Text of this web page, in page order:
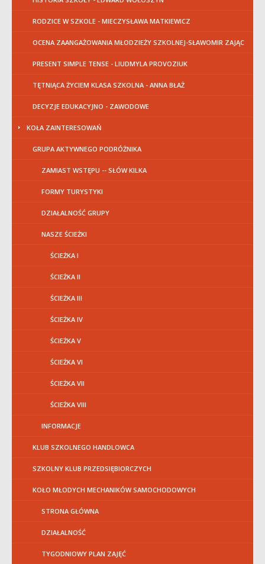
RODZICE W SZKOLE - MIECZYSŁAWA MATKIEWICZ
OCENA ZAANGAŻOWANIA MŁODZIEŻY SZKOLNEJ-SŁAWOMIR ZAJĄC
PRESENT SIMPLE TENSE - LIUDMYLA PROVOZIUK
TĘTNIĄCA ŻYCIEM KLASA SZKOLNA - ANNA BŁAŻ
DECYZJE EDUKACYJNO - ZAWODOWE
KOŁA ZAINTERESOWAŃ
GRUPA AKTYWNEGO PODRÓŻNIKA
ZAMIAST WSTĘPU -- SŁÓW KILKA
FORMY TURYSTYKI
DZIAŁALNOŚĆ GRUPY
NASZE ŚCIEŻKI
ŚCIEŻKA I
ŚCIEŻKA II
ŚCIEŻKA III
ŚCIEŻKA IV
ŚCIEŻKA V
ŚCIEŻKA VI
ŚCIEŻKA VII
ŚCIEŻKA VIII
INFORMACJE
KLUB SZKOLNEGO HANDLOWCA
SZKOLNY KLUB PRZEDSIĘBIORCZYCH
KOŁO MŁODYCH MECHANIKÓW SAMOCHODOWYCH
STRONA GŁÓWNA
DZIAŁALNOŚĆ
TYGODNIOWY PLAN ZAJĘĆ